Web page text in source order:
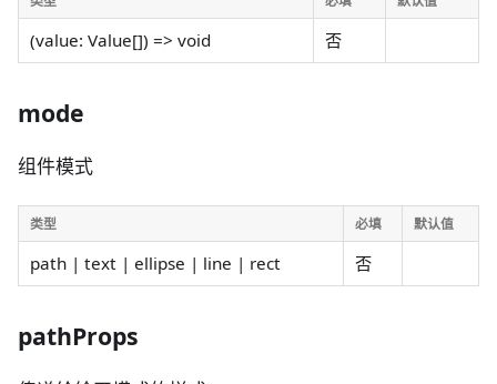
(value: Value[]) => void 否
mode
组件模式
类型 必填 默认值
path | text | ellipse | line | rect 否
pathProps